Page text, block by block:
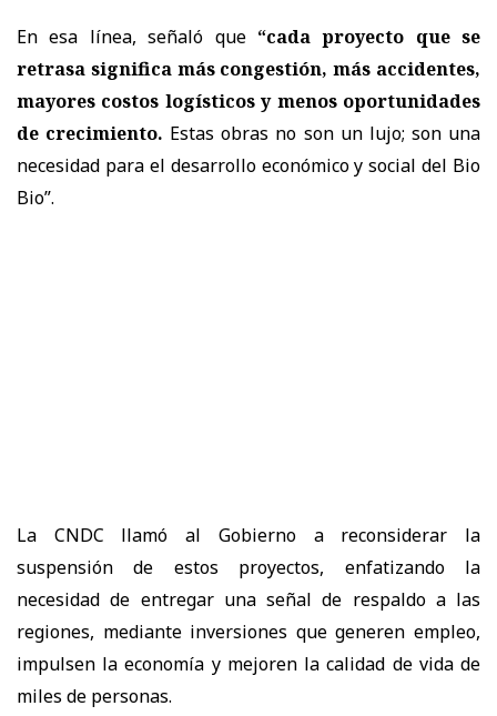
En esa línea, señaló que “cada proyecto que se
retrasa significa más congestión, más accidentes,
mayores costos logísticos y menos oportunidades
de crecimiento. Estas obras no son un lujo; son una
necesidad para el desarrollo económico y social del Bio
Bio”.
La CNDC llamó al Gobierno a reconsiderar la
suspensión de estos proyectos, enfatizando la
necesidad de entregar una señal de respaldo a las
regiones, mediante inversiones quegeneren empleo,
impulsen la economía y mejoren la calidad de vida de
miles de personas.